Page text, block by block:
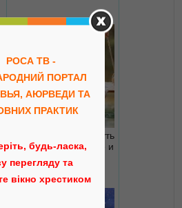
Психотерапия как путь
к внутренней правде и
РОСА ТВ -
ПОРТАЛ
АЮРВЕДИ ТА
ПРАКТИК
будь-ласка,
перегляду та
вікно хрестиком